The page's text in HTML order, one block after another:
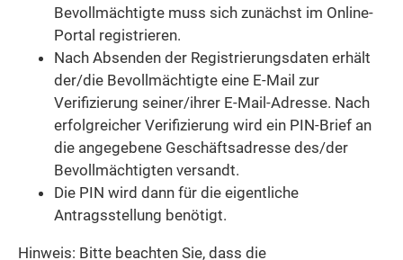
Bevollmächtigte muss sich zunächst im Online-
Portal registrieren.
Nach Absenden der Registrierungsdaten erhält
der/die Bevollmächtigte eine E-Mail zur
Verifizierung seiner/ihrer E-Mail-Adresse. Nach
erfolgreicher Verifizierung wird ein PIN-Brief an
die angegebene Geschäftsadresse des/der
Bevollmächtigten versandt.
Die PIN wird dann für die eigentliche
Antragsstellung benötigt.
Hinweis: Bitte beachten Sie, dass die